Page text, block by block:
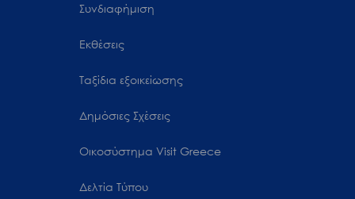
Συνδιαφήμιση
Εκθέσεις
Ταξίδια εξοικείωσης
Δημόσιες Σχέσεις
Oικοσύστημα Visit Greece
Δελτία Τύπου